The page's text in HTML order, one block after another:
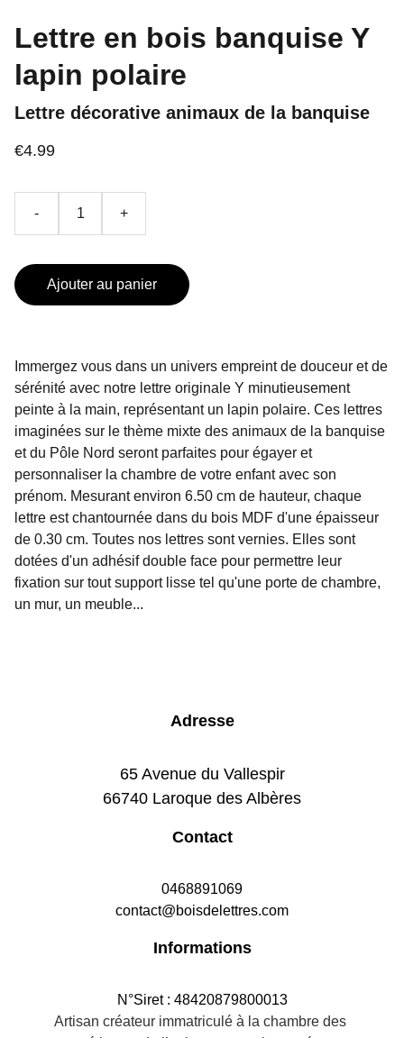
Lettre en bois banquise Y
lapin polaire
Lettre décorative animaux de la banquise
€4.99
- +
Ajouter au panier
Immergez vous dans un univers empreint de douceur et de
sérénité avec notre lettre originale Y minutieusement
peinte à la main, représentant un lapin polaire. Ces lettres
imaginées sur le thème mixte des animaux de la banquise
et du Pôle Nord seront parfaites pour égayer et
personnaliser la chambre de votre enfant avec son
prénom. Mesurant environ 6.50 cm de hauteur, chaque
lettre est chantournée dans du bois MDF d'une épaisseur
de 0.30 cm. Toutes nos lettres sont vernies. Elles sont
dotées d'un adhésif double face pour permettre leur
fixation sur tout support lisse tel qu'une porte de chambre,
un mur, un meuble...
Adresse
65 Avenue du Vallespir
66740 Laroque des Albères
Contact
0468891069
contact@boisdelettres.com
Informations
N°Siret : 48420879800013
Artisan créateur immatriculé à la chambre des